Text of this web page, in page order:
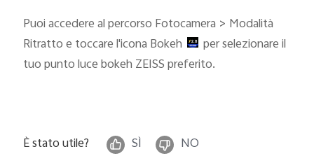
Puoi accedere al percorso Fotocamera > Modalità
Ritratto e toccare l'icona Bokeh
per selezionare il
tuo punto luce bokeh ZEISS preferito.
È stato utile? SÌ NO